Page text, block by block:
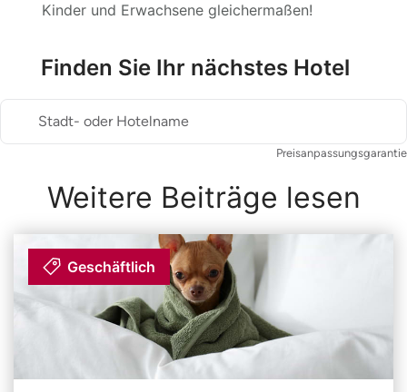
Kinder und Erwachsene gleichermaßen!
Finden Sie Ihr nächstes Hotel
Stadt- oder Hotelname
Preisanpassungsgarantie
Weitere Beiträge lesen
Geschäftlich